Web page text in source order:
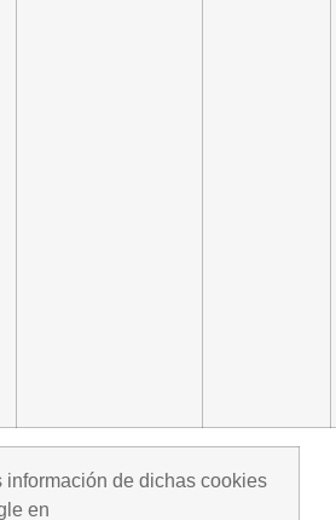
información de dichas cookies
en